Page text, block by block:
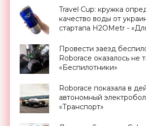
Travel Cup: кружка
качество воды от
стартапа H2OMetr -
Провести заезд
Roborace оказалось не
«Беспилотники»
Roborace показала в
автономный
«Транспорт»